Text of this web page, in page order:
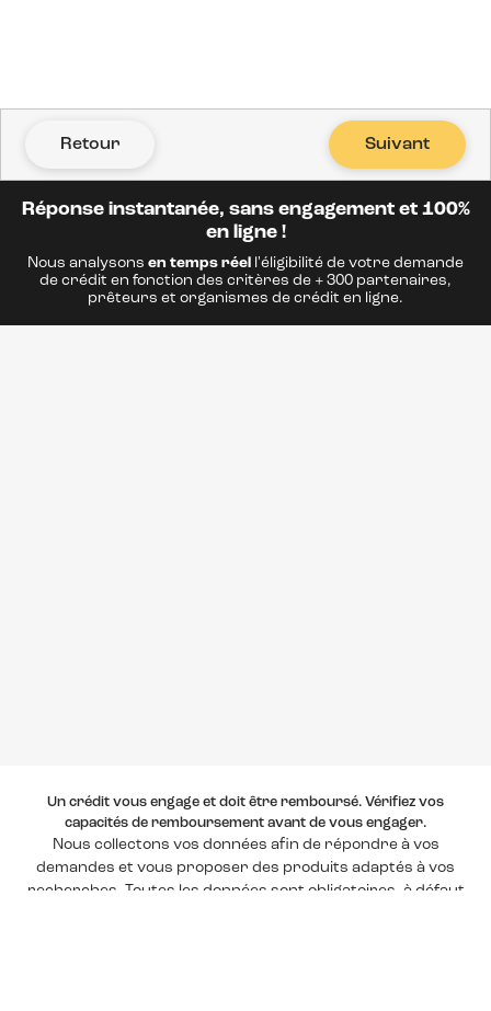
Retour Suivant
Réponse instantanée, sans engagement et 100%
en ligne !
Nous analysons en temps réel l'éligibilité de votre demande
de crédit en fonction des critères de + 300 partenaires,
prêteurs et organismes de crédit en ligne.
Un crédit vous engage et doit être remboursé. Vérifiez vos
capacités de remboursement avant de vous engager.
Nous collectons vos données afin de répondre à vos
demandes et vous proposer des produits adaptés à vos
recherches. Toutes les données sont obligatoires, à défaut